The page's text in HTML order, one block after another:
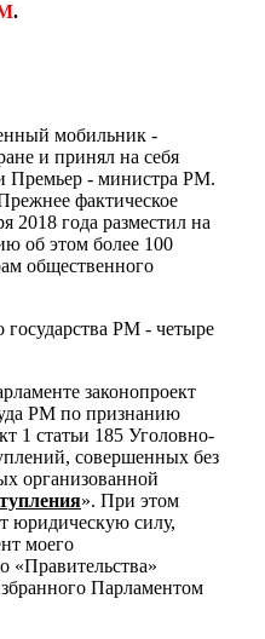
.
мобильник -
и принял на себя
Премьер - министра РМ.
фактическое
2018 года разместил на
об этом более 100
общественного
РМ - четыре
законопроект
РМ по признанию
1 статьи 185 Уголовно-
совершенных без
организованной
». При этом
юридическую силу,
моего
«Правительства»
Парламентом